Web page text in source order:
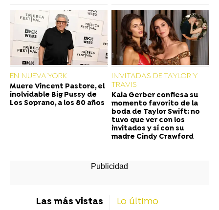
EN NUEVA YORK
Muere Vincent Pastore, el
inolvidable Big Pussy de
Los Soprano, a los 80 años
INVITADAS DE TAYLOR Y
TRAVIS
Kaia Gerber confiesa su
momento favorito de la
boda de Taylor Swift: no
tuvo que ver con los
invitados y sí con su
madre Cindy Crawford
Las más vistas Lo último